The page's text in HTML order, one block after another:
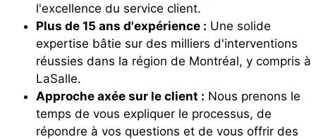
l'excellence du service client.
Plus de 15 ans d'expérience : Une solide
expertise bâtie sur des milliers d'interventions
réussies dans la région de Montréal, y compris à
LaSalle.
Approche axée sur le client : Nous prenons le
temps de vous expliquer le processus, de
répondre à vos questions et de vous offrir des